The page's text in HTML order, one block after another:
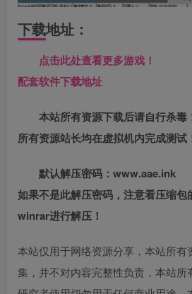
下载地址：
点击此处查看更多游戏！
配套软件下载地址
本站所有资源下载后请自行杀毒
所有资源站长均在虚拟机内完成测试
默认解压密码：www.aae.ink
如果不是此解压密码，注意看压缩包
winrar进行解压！
本站仅用于网络资源分享，本站所有
集，并不对内容完整性负责，本站